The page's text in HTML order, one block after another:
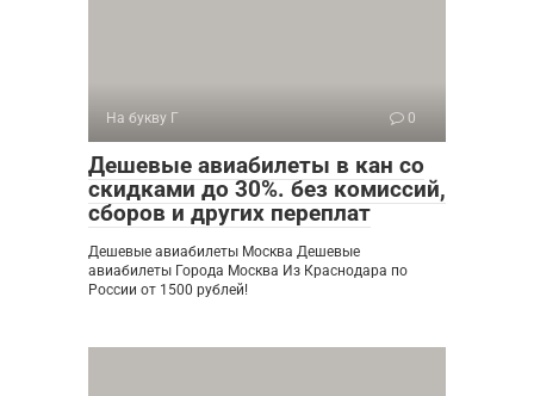
На букву Г 0
Дешевые авиабилеты в кан со
скидками до 30%. без комиссий,
сборов и других переплат
Дешевые авиабилеты Москва Дешевые
авиабилеты Города Москва Из Краснодара по
России от 1500 рублей!